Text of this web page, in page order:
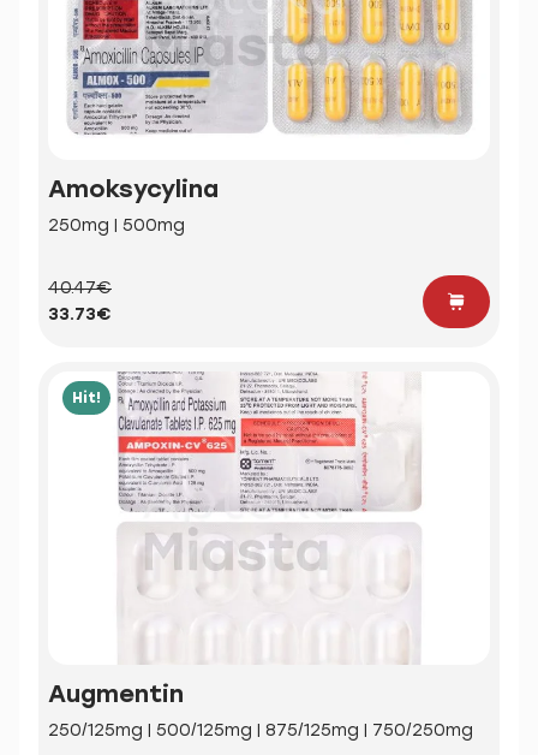
Amoksycylina
250mg | 500mg
40.47€
33.73€
Hit!
Augmentin
250/125mg | 500/125mg | 875/125mg | 750/250mg